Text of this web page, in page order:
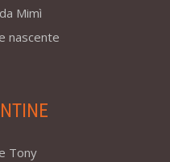
Mimì
nascente
Tony